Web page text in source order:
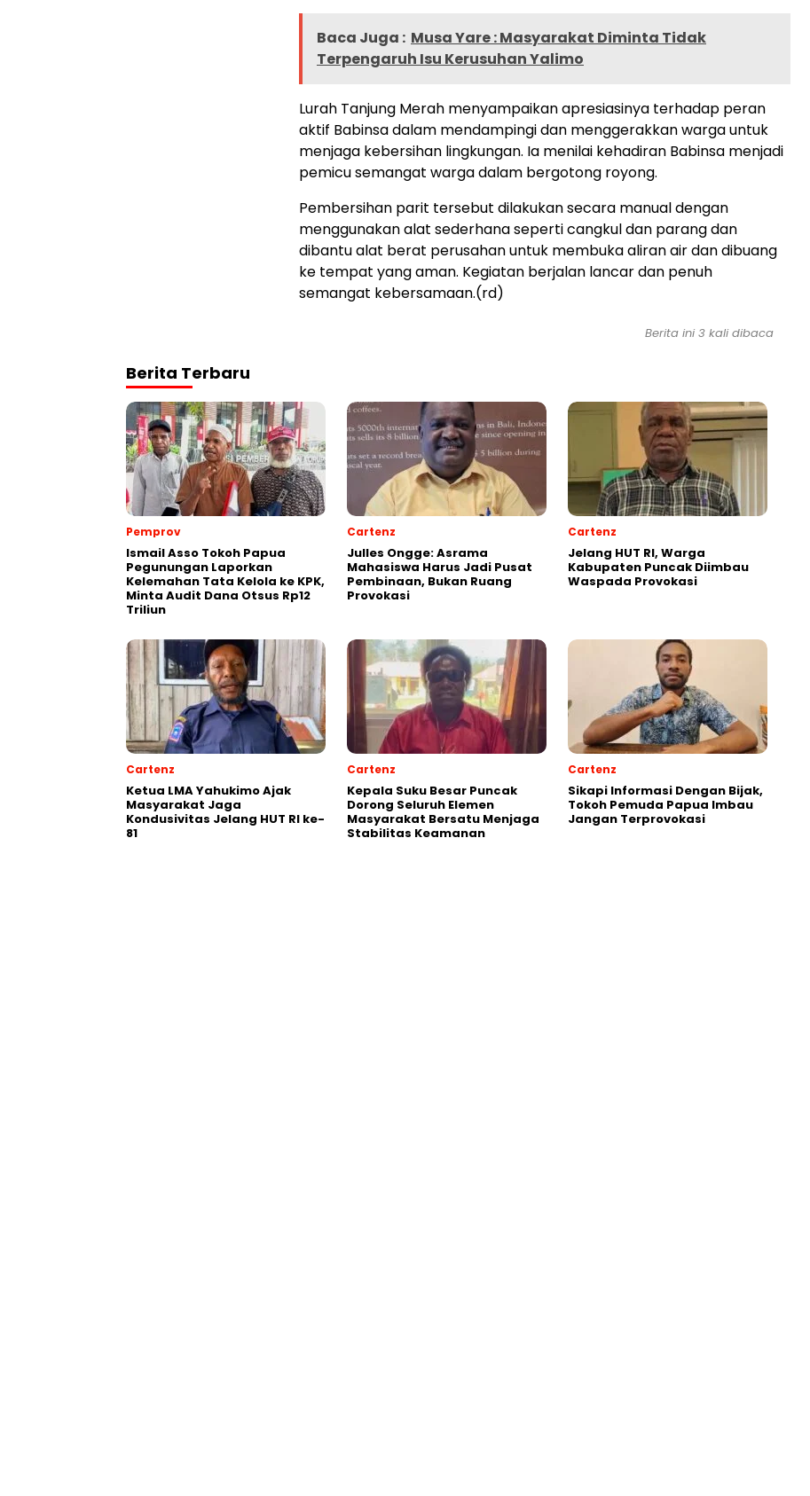
Baca Juga : Musa Yare : Masyarakat Diminta Tidak
Terpengaruh Isu Kerusuhan Yalimo
Lurah Tanjung Merah menyampaikan apresiasinya terhadap peran
aktif Babinsa dalam mendampingi dan menggerakkan warga untuk
menjaga kebersihan lingkungan. Ia menilai kehadiran Babinsa menjadi
pemicu semangat warga dalam bergotong royong.
Pembersihan parit tersebut dilakukan secara manual dengan
menggunakan alat sederhana seperti cangkul dan parang dan
dibantu alat berat perusahan untuk membuka aliran air dan dibuang
ke tempat yang aman. Kegiatan berjalan lancar dan penuh
semangat kebersamaan.(rd)
Berita ini 3 kali dibaca
Berita Terbaru
Pemprov
Ismail Asso Tokoh Papua
Pegunungan Laporkan
Kelemahan Tata Kelola ke KPK,
Minta Audit Dana Otsus Rp12
Triliun
Cartenz
Julles Ongge: Asrama
Mahasiswa Harus Jadi Pusat
Pembinaan, Bukan Ruang
Provokasi
Cartenz
Jelang HUT RI, Warga
Kabupaten Puncak Diimbau
Waspada Provokasi
Cartenz
Ketua LMA Yahukimo Ajak
Masyarakat Jaga
Kondusivitas Jelang HUT RI ke-
81
Cartenz
Kepala Suku Besar Puncak
Dorong Seluruh Elemen
Masyarakat Bersatu Menjaga
Stabilitas Keamanan
Cartenz
Sikapi Informasi Dengan Bijak,
Tokoh Pemuda Papua Imbau
Jangan Terprovokasi